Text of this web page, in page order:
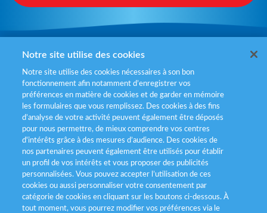
Mentions légales
Politiques de gestion des cookies
Politique données personnelles
Services consommateurs
Déclaration d’accessibilité
Notre site utilise des cookies
Notre site utilise des cookies nécessaires à son bon
fonctionnement afin notamment d’enregistrer vos
préférences en matière de cookies et de garder en mémoire
les formulaires que vous remplissez. Des cookies à des fins
d’analyse de votre activité peuvent également être déposés
pour nous permettre, de mieux comprendre vos centres
d'intérêts grâce à des mesures d’audience. Des cookies de
nos partenaires peuvent également être utilisés pour établir
un profil de vos intérêts et vous proposer des publicités
personnalisées. Vous pouvez accepter l’utilisation de ces
cookies ou aussi personnaliser votre consentement par
catégorie de cookies en cliquant sur les boutons ci-dessous. À
tout moment, vous pourrez modifier vos préférences via le